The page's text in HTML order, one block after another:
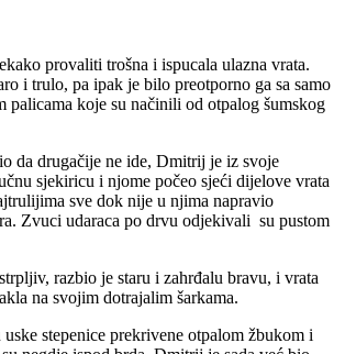
provaliti trošna i ispucala ulazna vrata.
i trulo, pa ipak je bilo preotporno ga sa samo
palicama koje su načinili od otpalog šumskog
da drugačije ne ide, Dmitrij je iz svoje
sjekiricu i njome počeo sjeći dijelove vrata
sve dok nije u njima napravio
Zvuci udaraca po drvu odjekivali su pustom
razbio je staru i zahrđalu bravu, i vrata
na svojim dotrajalim šarkama.
uske stepenice prekrivene otpalom žbukom i